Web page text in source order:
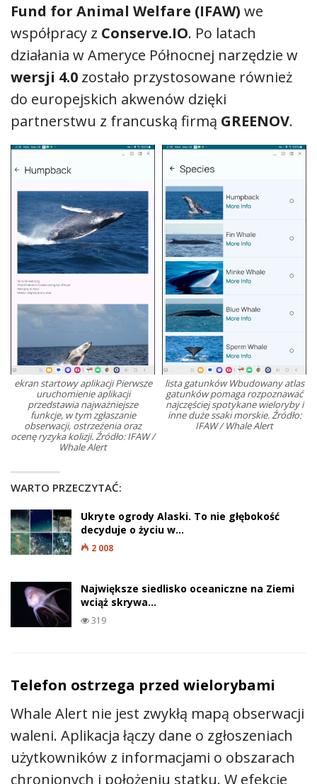
Fund for Animal Welfare (IFAW) we
współpracy z Conserve.IO. Po latach
działania w Ameryce Północnej narzędzie w
wersji 4.0 zostało przystosowane również
do europejskich akwenów dzięki
partnerstwu z francuską firmą GREENOV.
ekran startowy aplikacji Pierwsze
uruchomienie aplikacji
przedstawia najważniejsze
funkcje, w tym zgłaszanie
obserwacji, ostrzeżenia oraz
ocenę ryzyka kolizji. Źródło: IFAW /
Whale Alert
lista gatunków Wbudowany atlas
gatunków pomaga rozpoznawać
najczęściej spotykane wieloryby i
inne duże ssaki morskie. Źródło:
IFAW / Whale Alert
WARTO PRZECZYTAĆ:
Ukryte ogrody Alaski. To nie głębokość
decyduje o życiu w…
2 008
Największe siedlisko oceaniczne na Ziemi
wciąż skrywa…
319
Telefon ostrzega przed wielorybami
Whale Alert nie jest zwykłą mapą obserwacji
waleni. Aplikacja łączy dane o zgłoszeniach
użytkowników z informacjami o obszarach
chronionych i położeniu statku. W efekcie